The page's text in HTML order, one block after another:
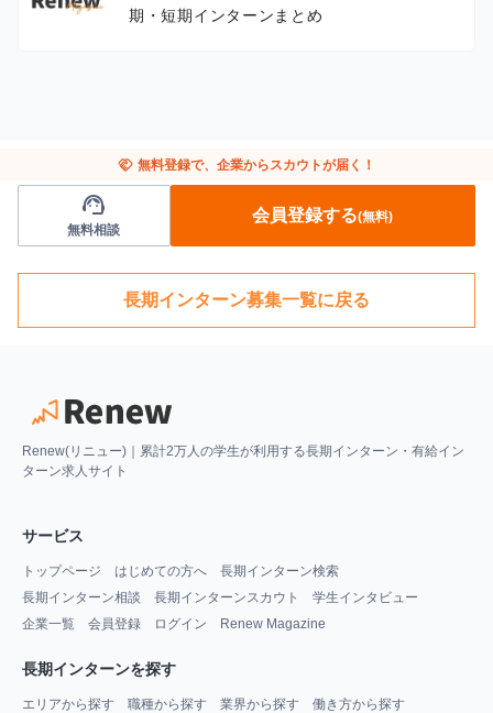
期・短期インターンまとめ
handshake 無料登録で、企業からスカウトが届く！
support_agent
無料相談
会員登録する(無料)
長期インターン募集一覧に戻る
Renew(リニュー)｜累計2万人の学生が利用する長期インターン・有給イン
ターン求人サイト
サービス
トップページ はじめての方へ
長期インターン検索
長期インターン相談
長期インターンスカウト
学生インタビュー
企業一覧
会員登録 ログイン Renew Magazine
長期インターンを探す
エリアから探す 職種から探す 業界から探す
働き方から探す